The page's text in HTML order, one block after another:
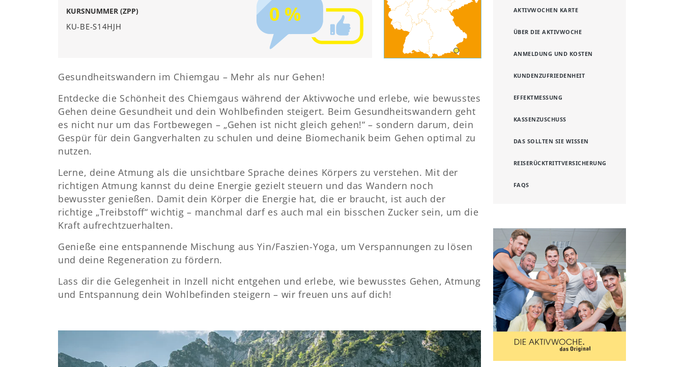
KURSNUMMER (ZPP)
KU-BE-S14HJH
0 %
Gesundheitswandern im Chiemgau – Mehr als nur Gehen!
Entdecke die Schönheit des Chiemgaus während der Aktivwoche und erlebe, wie bewusstes
Gehen deine Gesundheit und dein Wohlbefinden steigert. Beim Gesundheitswandern geht
es nicht nur um das Fortbewegen – „Gehen ist nicht gleich gehen!“ – sondern darum, dein
Gespür für dein Gangverhalten zu schulen und deine Biomechanik beim Gehen optimal zu
nutzen.
Lerne, deine Atmung als die unsichtbare Sprache deines Körpers zu verstehen. Mit der
richtigen Atmung kannst du deine Energie gezielt steuern und das Wandern noch
bewusster genießen. Damit dein Körper die Energie hat, die er braucht, ist auch der
richtige „Treibstoff“ wichtig – manchmal darf es auch mal ein bisschen Zucker sein, um die
Kraft aufrechtzuerhalten.
Genieße eine entspannende Mischung aus Yin/Faszien-Yoga, um Verspannungen zu lösen
und deine Regeneration zu fördern.
Lass dir die Gelegenheit in Inzell nicht entgehen und erlebe, wie bewusstes Gehen, Atmung
und Entspannung dein Wohlbefinden steigern – wir freuen uns auf dich!
AKTIVWOCHEN KARTE
ÜBER DIE AKTIVWOCHE
ANMELDUNG UND KOSTEN
KUNDENZUFRIEDENHEIT
EFFEKTMESSUNG
KASSENZUSCHUSS
DAS SOLLTEN SIE WISSEN
REISERÜCKTRITTVERSICHERUNG
FAQS